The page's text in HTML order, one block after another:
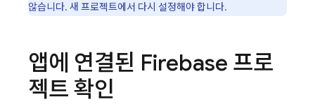
않습니다. 새 프로젝트에서 다시 설정해야 합니다.
앱에 연결된 Firebase 프로
젝트 확인